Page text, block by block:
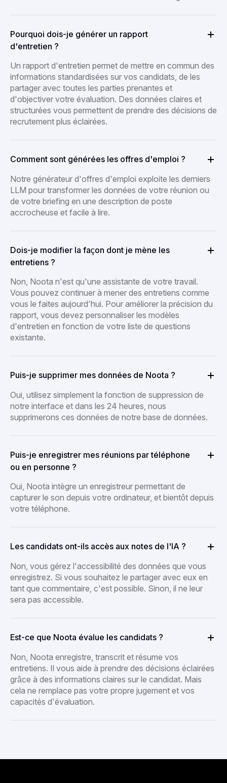
Pourquoi dois-je générer un rapport
d'entretien ?
Un rapport d'entretien permet de mettre en commun des
informations standardisées sur vos candidats, de les
partager avec toutes les parties prenantes et
d'objectiver votre évaluation. Des données claires et
structurées vous permettent de prendre des décisions de
recrutement plus éclairées.
Comment sont générées les offres d'emploi ?
Notre générateur d'offres d'emploi exploite les derniers
LLM pour transformer les données de votre réunion ou
de votre briefing en une description de poste
accrocheuse et facile à lire.
Dois-je modifier la façon dont je mène les
entretiens ?
Non, Noota n'est qu'une assistante de votre travail.
Vous pouvez continuer à mener des entretiens comme
vous le faites aujourd'hui. Pour améliorer la précision du
rapport, vous devez personnaliser les modèles
d'entretien en fonction de votre liste de questions
existante.
Puis-je supprimer mes données de Noota ?
Oui, utilisez simplement la fonction de suppression de
notre interface et dans les 24 heures, nous
supprimerons ces données de notre base de données.
Puis-je enregistrer mes réunions par téléphone
ou en personne ?
Oui, Noota intègre un enregistreur permettant de
capturer le son depuis votre ordinateur, et bientôt depuis
votre téléphone.
Les candidats ont-ils accès aux notes de l'IA ?
Non, vous gérez l'accessibilité des données que vous
enregistrez. Si vous souhaitez le partager avec eux en
tant que commentaire, c'est possible. Sinon, il ne leur
sera pas accessible.
Est-ce que Noota évalue les candidats ?
Non, Noota enregistre, transcrit et résume vos
entretiens. Il vous aide à prendre des décisions éclairées
grâce à des informations claires sur le candidat. Mais
cela ne remplace pas votre propre jugement et vos
capacités d'évaluation.